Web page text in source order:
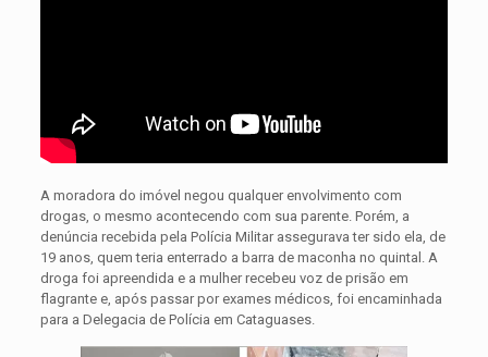
A moradora do imóvel negou qualquer envolvimento com
drogas, o mesmo acontecendo com sua parente. Porém, a
denúncia recebida pela Polícia Militar assegurava ter sido ela, de
19 anos, quem teria enterrado a barra de maconha no quintal. A
droga foi apreendida e a mulher recebeu voz de prisão em
flagrante e, após passar por exames médicos, foi encaminhada
para a Delegacia de Polícia em Cataguases.